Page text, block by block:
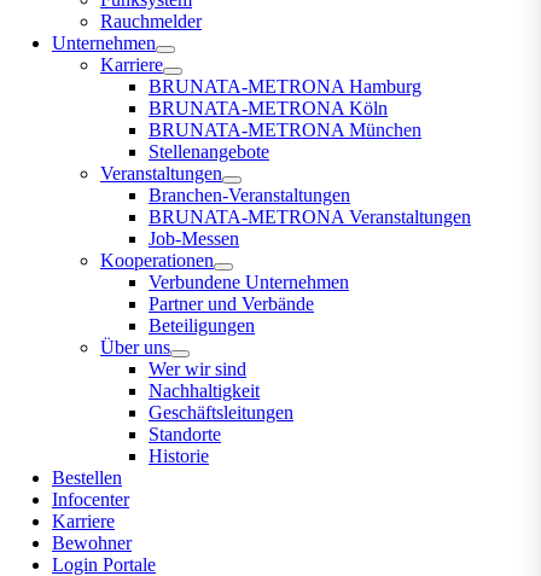
Rauchmelder
Unternehmen
Karriere
BRUNATA-METRONA Hamburg
BRUNATA-METRONA Köln
BRUNATA-METRONA München
Stellenangebote
Veranstaltungen
Branchen-Veranstaltungen
BRUNATA-METRONA Veranstaltungen
Job-Messen
Kooperationen
Verbundene Unternehmen
Partner und Verbände
Beteiligungen
Über uns
Wer wir sind
Nachhaltigkeit
Geschäftsleitungen
Standorte
Historie
Bestellen
Infocenter
Karriere
Bewohner
Login Portale